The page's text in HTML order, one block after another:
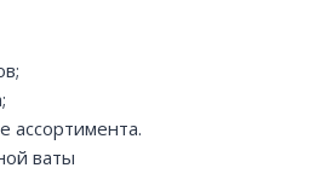
ассортимента.
ваты